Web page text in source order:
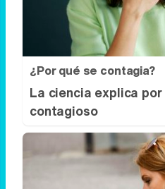
¿Por qué se contagia?
La ciencia explica
contagioso